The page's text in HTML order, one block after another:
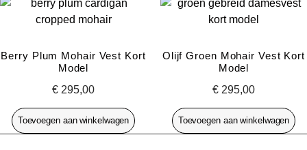
Berry Plum Mohair Vest Kort
Model
€ 295,00
Toevoegen aan winkelwagen
Olijf Groen Mohair Vest Kort
Model
€ 295,00
Toevoegen aan winkelwagen